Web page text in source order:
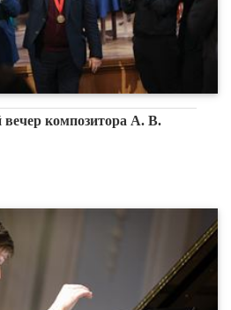
композитора А. В.